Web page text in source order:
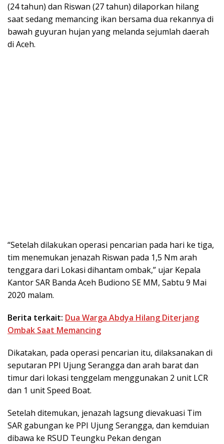
(24 tahun) dan Riswan (27 tahun) dilaporkan hilang
saat sedang memancing ikan bersama dua rekannya di
bawah guyuran hujan yang melanda sejumlah daerah
di Aceh.
“Setelah dilakukan operasi pencarian pada hari ke tiga,
tim menemukan jenazah Riswan pada 1,5 Nm arah
tenggara dari Lokasi dihantam ombak,” ujar Kepala
Kantor SAR Banda Aceh Budiono SE MM, Sabtu 9 Mai
2020 malam.
Berita terkait: Dua Warga Abdya Hilang Diterjang
Ombak Saat Memancing
Dikatakan, pada operasi pencarian itu, dilaksanakan di
seputaran PPI Ujung Serangga dan arah barat dan
timur dari lokasi tenggelam menggunakan 2 unit LCR
dan 1 unit Speed Boat.
Setelah ditemukan, jenazah lagsung dievakuasi Tim
SAR gabungan ke PPI Ujung Serangga, dan kemduian
dibawa ke RSUD Teungku Pekan dengan